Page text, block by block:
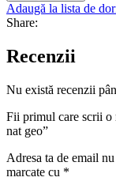
Adaugă la lista de
Share:
Recenzii
Nu există recenzii
Fii primul care scrii o
nat geo”
Adresa ta de email
marcate cu *